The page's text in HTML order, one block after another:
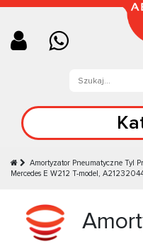
Amortyzator Pneumatyczne Tyl
Mercedes E W212 T-model,